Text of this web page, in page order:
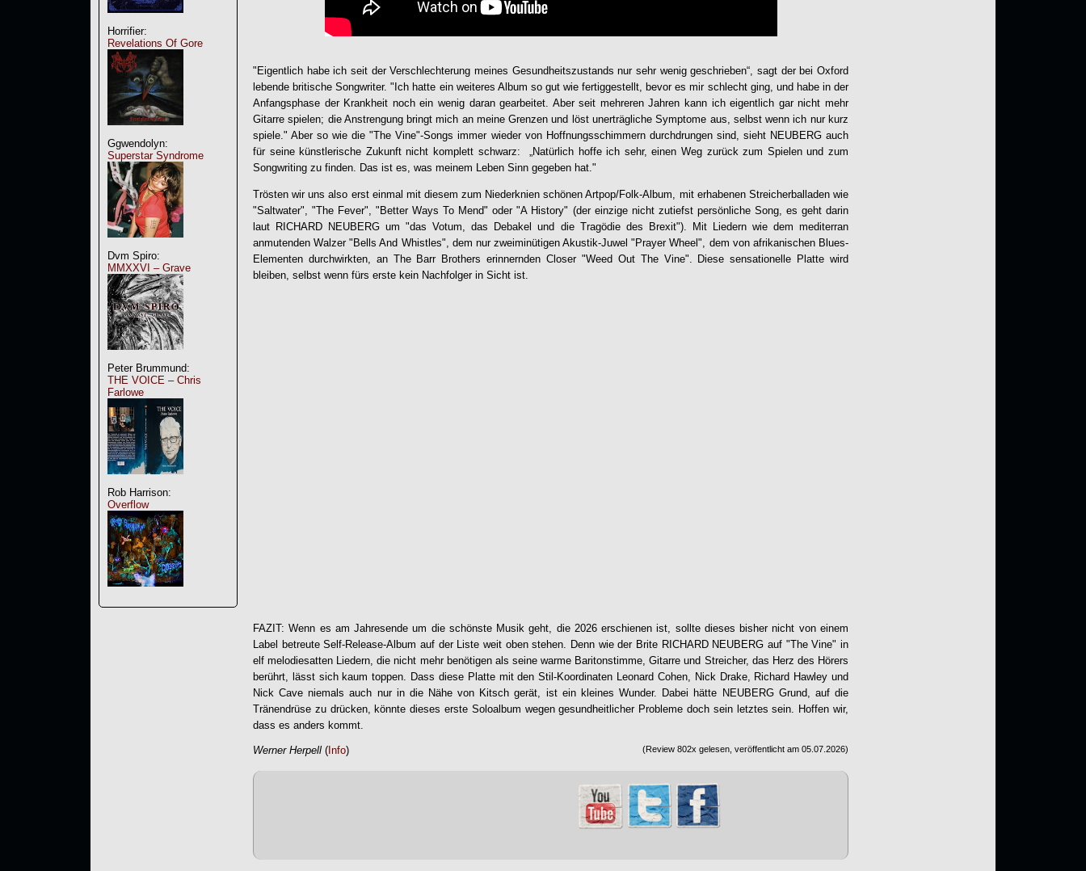
Horrifier:
Revelations Of Gore
Ggwendolyn:
Superstar Syndrome
Dvm Spiro:
MMXXVI – Grave
Peter Brummund:
THE VOICE – Chris
Farlowe
Rob Harrison:
Overflow
"Eigentlich habe ich seit der Verschlechterung meines Gesundheitszustands nur sehr wenig geschrieben“, sagt der bei Oxford
lebende britische Songwriter. "Ich hatte ein weiteres Album so gut wie fertiggestellt, bevor es mir schlecht ging, und habe in der
Anfangsphase der Krankheit noch ein wenig daran gearbeitet. Aber seit mehreren Jahren kann ich eigentlich gar nicht mehr
Gitarre spielen; die Anstrengung bringt mich an meine Grenzen und löst unerträgliche Symptome aus, selbst wenn ich nur kurz
spiele." Aber so wie die "The Vine"-Songs immer wieder von Hoffnungsschimmern durchdrungen sind, sieht NEUBERG auch
für seine künstlerische Zukunft nicht komplett schwarz: „Natürlich hoffe ich sehr, einen Weg zurück zum Spielen und zum
Songwriting zu finden. Das ist es, was meinem Leben Sinn gegeben hat."
Trösten wir uns also erst einmal mit diesem zum Niederknien schönen Artpop/Folk-Album, mit erhabenen Streicherballaden wie
"Saltwater", "The Fever", "Better Ways To Mend" oder "A History" (der einzige nicht zutiefst persönliche Song, es geht darin
laut RICHARD NEUBERG um "das Votum, das Debakel und die Tragödie des Brexit"). Mit Liedern wie dem mediterran
anmutenden Walzer "Bells And Whistles", dem nur zweiminütigen Akustik-Juwel "Prayer Wheel", dem von afrikanischen Blues-
Elementen durchwirkten, an The Barr Brothers erinnernden Closer "Weed Out The Vine". Diese sensationelle Platte wird
bleiben, selbst wenn fürs erste kein Nachfolger in Sicht ist.
FAZIT: Wenn es am Jahresende um die schönste Musik geht, die 2026 erschienen ist, sollte dieses bisher nicht von einem
Label betreute Self-Release-Album auf der Liste weit oben stehen. Denn wie der Brite RICHARD NEUBERG auf "The Vine" in
elf melodiesatten Liedern, die nicht mehr benötigen als seine warme Baritonstimme, Gitarre und Streicher, das Herz des Hörers
berührt, lässt sich kaum toppen. Dass diese Platte mit den Stil-Koordinaten Leonard Cohen, Nick Drake, Richard Hawley und
Nick Cave niemals auch nur in die Nähe von Kitsch gerät, ist ein kleines Wunder. Dabei hätte NEUBERG Grund, auf die
Tränendrüse zu drücken, könnte dieses erste Soloalbum wegen gesundheitlicher Probleme doch sein letztes sein. Hoffen wir,
dass es anders kommt.
Werner Herpell ( Info) (Review 802x gelesen, veröffentlicht am 05.07.2026)